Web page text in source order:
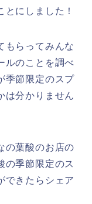
にしました！
もらってみんな
ルのことを調べ
季節限定のスプ
は分かりません
の葉酸のお店の
の季節限定のス
できたらシェア